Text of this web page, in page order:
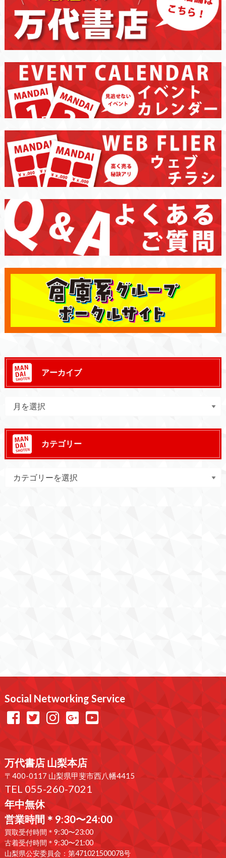
アーカイブ
カテゴリー
Social Networking Service
万代書店 山梨本店
〒400-0117 山梨県甲斐市西八幡4415
TEL 055-260-7021
年中無休
営業時間＊9:30〜24:00
買取受付時間＊9:30〜23:00
古着受付時間＊9:30〜21:00
山梨県公安委員会：第471021500078号